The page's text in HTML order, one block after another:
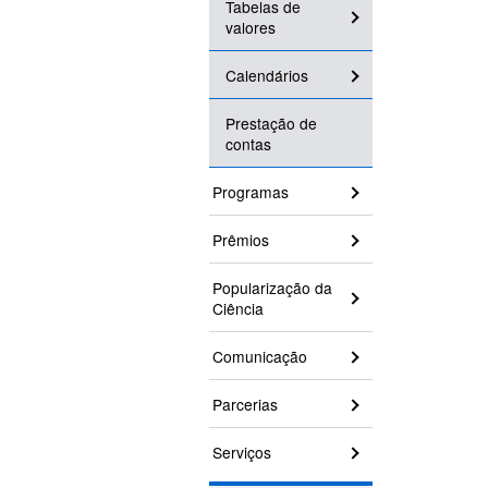
Tabelas de
valores
Calendários
Prestação de
contas
Programas
Prêmios
Popularização da
Ciência
Comunicação
Parcerias
Serviços